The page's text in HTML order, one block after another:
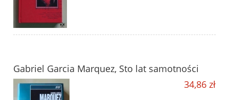
Gabriel Garcia Marquez, Sto lat samotności
34,86 zł